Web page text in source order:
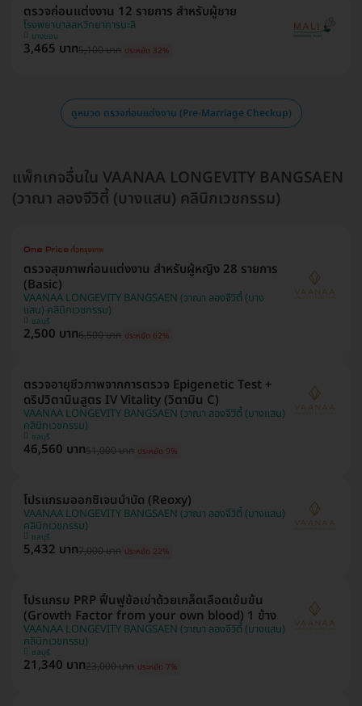
ตรวจก่อนแต่งงาน 12 รายการ สำหรับผู้ชาย
โรงพยาบาลสหวิทยาการมะลิ
บางบอน
3,465 บาท5,100 บาท ประหยัด 32%
ดูหมวด ตรวจก่อนแต่งงาน (Pre-Marriage Checkup)
แพ็กเกจอื่นใน VAANAA LONGEVITY BANGSAEN
(วาณา ลองจีวิตี้ (บางแสน) คลินิกเวชกรรม)
ตรวจสุขภาพก่อนแต่งงาน สำหรับผู้หญิง 28 รายการ
(Basic)
VAANAA LONGEVITY BANGSAEN (วาณา ลองจีวิตี้ (บาง
แสน) คลินิกเวชกรรม)
ชลบุรี
2,500 บาท6,500 บาท ประหยัด 62%
ตรวจอายุชีวภาพจากการตรวจ Epigenetic Test +
ดริปวิตามินสูตร IV Vitality (วิตามิน C)
VAANAA LONGEVITY BANGSAEN (วาณา ลองจีวิตี้ (บางแสน)
คลินิกเวชกรรม)
ชลบุรี
46,560 บาท51,000 บาท ประหยัด 9%
โปรแกรมออกซิเจนบำบัด (Reoxy)
VAANAA LONGEVITY BANGSAEN (วาณา ลองจีวิตี้ (บางแสน)
คลินิกเวชกรรม)
ชลบุรี
5,432 บาท7,000 บาท ประหยัด 22%
โปรแกรม PRP ฟื้นฟูข้อเข่าด้วยเกล็ดเลือดเข้มข้น
(Growth Factor from your own blood) 1 ข้าง
VAANAA LONGEVITY BANGSAEN (วาณา ลองจีวิตี้ (บางแสน)
คลินิกเวชกรรม)
ชลบุรี
21,340 บาท23,000 บาท ประหยัด 7%